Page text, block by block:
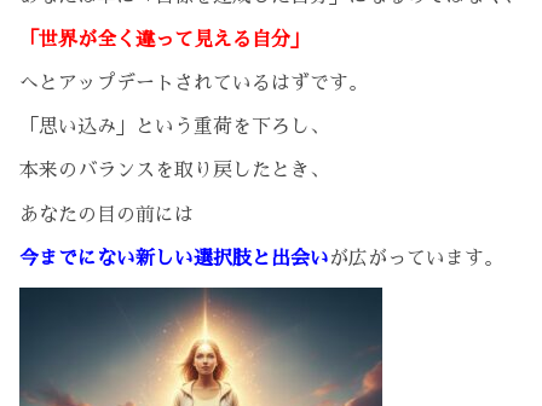
「世界が全く違って見える自分」
へとアップデートされているはずです。
「思い込み」という重荷を下ろし、
本来のバランスを取り戻したとき、
あなたの目の前には
今までにない新しい選択肢と出会いが広がっています。